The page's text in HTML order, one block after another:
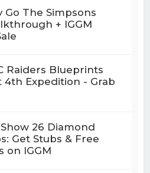
Go The Simpsons
+ IGGM
Raiders Blueprints
4th Expedition - Grab
26 Diamond
Get Stubs & Free
on IGGM